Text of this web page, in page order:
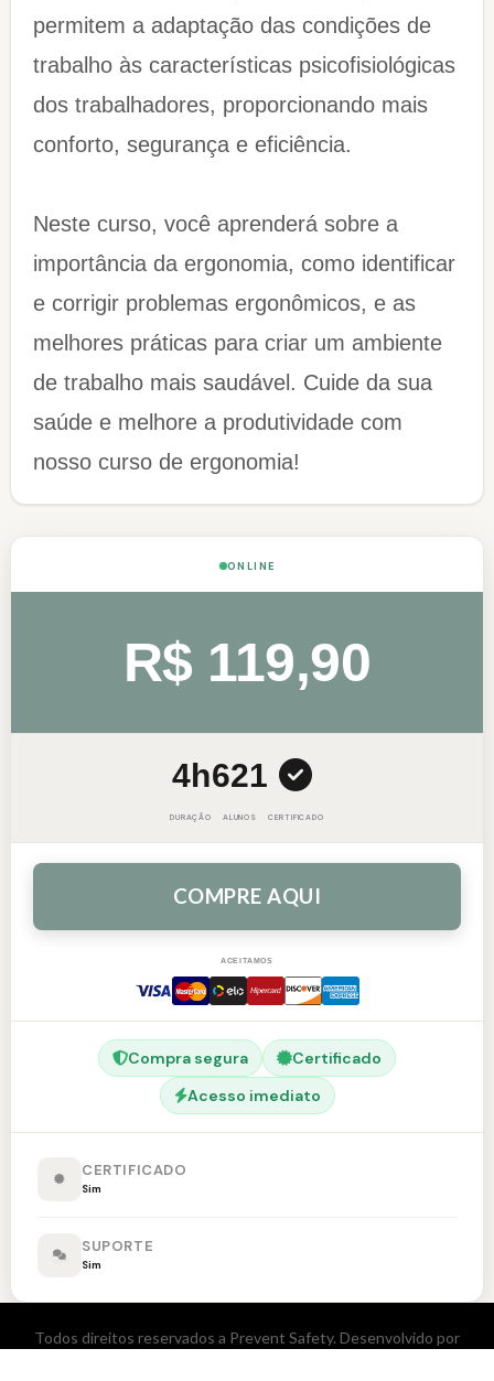
permitem a adaptação das condições de
trabalho às características psicofisiológicas
dos trabalhadores, proporcionando mais
conforto, segurança e eficiência.
Neste curso, você aprenderá sobre a
importância da ergonomia, como identificar
e corrigir problemas ergonômicos, e as
melhores práticas para criar um ambiente
de trabalho mais saudável. Cuide da sua
saúde e melhore a produtividade com
nosso curso de ergonomia!
ONLINE
R$ 119,90
4h
DURAÇÃO
621
ALUNOS CERTIFICADO
COMPRE AQUI
ACEITAMOS
Compra segura
Certificado
Acesso imediato
CERTIFICADO
Sim
SUPORTE
Sim
Todos direitos reservados a Prevent Safety. Desenvolvido por